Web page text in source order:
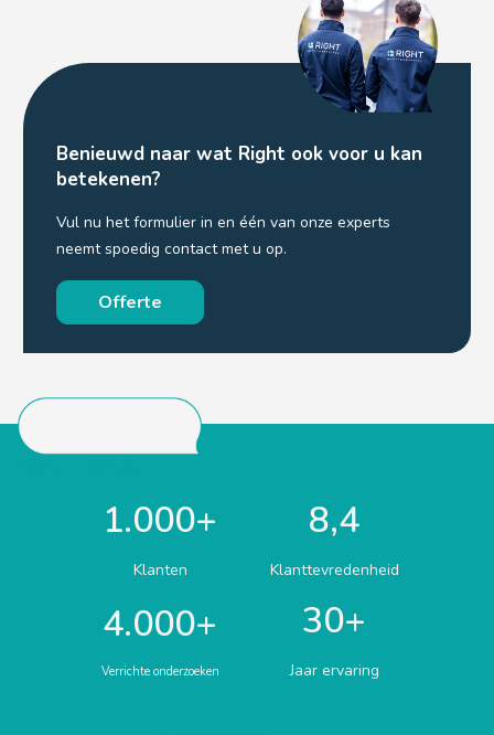
Benieuwd naar wat Right ook voor u kan
betekenen?
Vul nu het formulier in en één van onze experts
neemt spoedig contact met u op.
Offerte
1.000+
Klanten
8,4
Klanttevredenheid
4.000+
Verrichte onderzoeken
30+
Jaar ervaring